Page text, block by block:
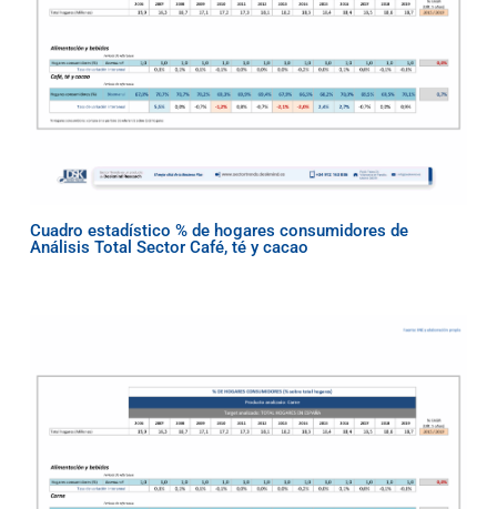
Cuadro estadístico % de hogares consumidores de
Análisis Total Sector Café, té y cacao